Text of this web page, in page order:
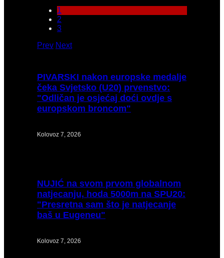
1
2
3
Prev Next
PIVARSKI nakon europske medalje
čeka Svjetsko (U20) prvenstvo:
"Odličan je osjećaj doći ovdje s
europskom broncom"
Kolovoz 7, 2026
NUJIĆ na svom prvom globalnom
natjecanju, hoda 5000m na SPU20:
"Presretna sam što je natjecanje
baš u Eugeneu"
Kolovoz 7, 2026